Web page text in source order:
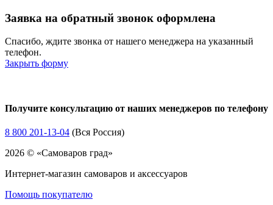
Заявка на обратный звонок оформлена
Спасибо, ждите звонка от нашего менеджера на указанный
телефон.
Закрыть форму
Получите консультацию от наших менеджеров по телефону
8 800 201-13-04 (Вся Россия)
2026 © «Самоваров град»
Интернет-магазин самоваров и аксессуаров
Помощь покупателю